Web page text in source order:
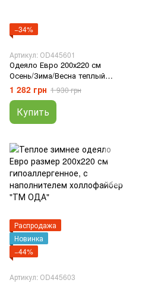
−34%
Артикул: ОD445601
Одеяло Евро 200х220 см
Осень/Зима/Весна теплый
наполнитель
силиконизированное
шариковое волокно ТМ ОДА
1 282 грн 1 930 грн
Купить
Распродажа
Новинка
−44%
Артикул: ОD445603